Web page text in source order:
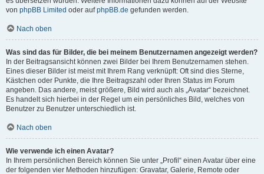
von phpBB Limited oder aufphpBB.de gefunden werden.
Nach oben
Was sind das für Bilder, die bei meinem Benutzernamen angezeigt werden?
In der Beitragsansicht können zwei Bilder bei Ihrem Benutzernamen stehen.
Eines dieser Bilder ist meist mit Ihrem Rang verknüpft: Oft sind dies Sterne,
Kästchen oder Punkte, die Ihre Beitragszahl oder Ihren Status im Forum
angeben. Das andere, meist größere, Bild wird auch als „Avatar“ bezeichnet.
Es handelt sich hierbei in der Regel um ein persönliches Bild, welches von
Benutzer zu Benutzer unterschiedlich ist.
Nach oben
Wie verwende ich einen Avatar?
In Ihrem persönlichen Bereich können Sie unter „Profil“ einen Avatar über eine
der folgenden vier Methoden hinzufügen: Gravatar, Galerie, Remote oder